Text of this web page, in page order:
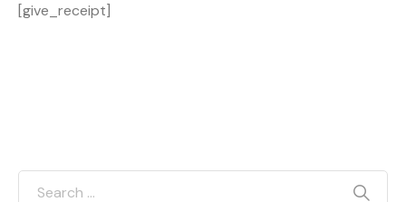
[give_receipt]